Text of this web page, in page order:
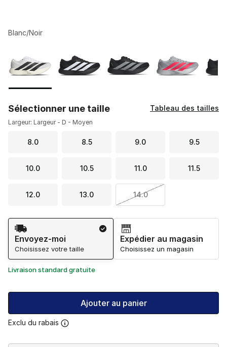
Blanc/Noir
Sélectionner une taille Tableau des tailles
Largeur: Largeur - D - Moyen
8.0 8.5 9.0 9.5
10.0 10.5 11.0 11.5
12.0 13.0 14.0
Méthode d’expédition
Envoyez-moi
Choisissez votre taille
Expédier au magasin
Choisissez un magasin
Livraison standard gratuite
Ajouter au panier
Exclu du rabais